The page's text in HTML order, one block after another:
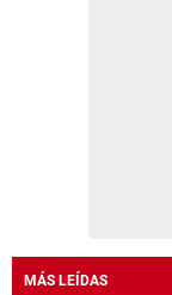
MÁS LEÍDAS